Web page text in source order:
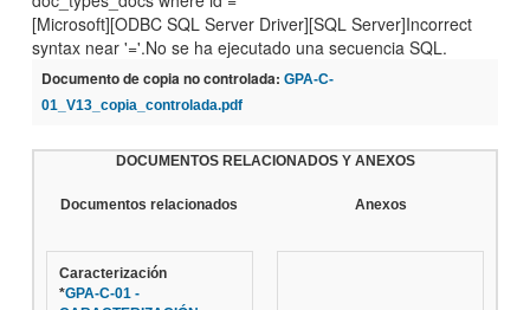
[Microsoft][ODBC SQL Server Driver][SQL Server]Incorrect
syntax near '='.No se ha ejecutado una secuencia SQL.
Documento de copia no controlada: GPA-C-
01_V13_copia_controlada.pdf
DOCUMENTOS RELACIONADOS Y ANEXOS
Documentos relacionados Anexos
Caracterización
*GPA-C-01 -